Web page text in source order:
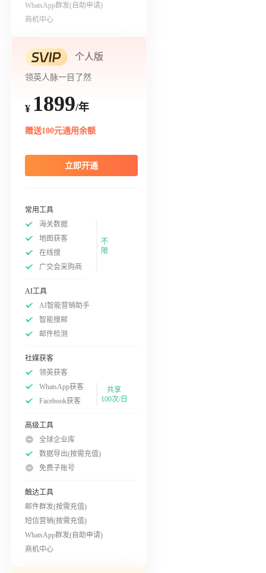
WhatsApp群发(自助申请)
商机中心
个人版
领英人脉一目了然
¥ 1899/年
赠送100元通用余额
立即开通
常用工具
海关数据
地图获客
在线搜
广交会采购商
不
限
AI工具
AI智能营销助手
智能搜邮
邮件检测
社媒获客
领英获客
WhatsApp获客
Facebook获客
共享
100次/日
高级工具
全球企业库
数据导出(按需充值)
免费子账号
触达工具
邮件群发(按需充值)
短信营销(按需充值)
WhatsApp群发(自助申请)
商机中心